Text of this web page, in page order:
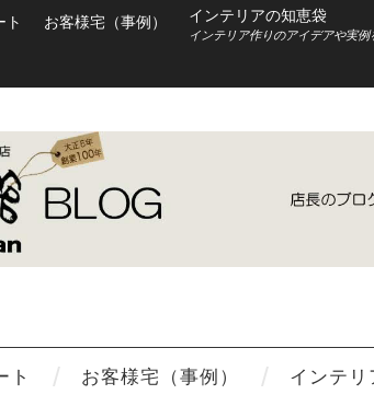
ト お客様宅（事例） インテリアの知恵袋
インテリア作りのアイデアや実例
ト お客様宅（事例）
インテ